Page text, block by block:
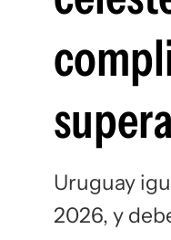
Uruguay
2026, y